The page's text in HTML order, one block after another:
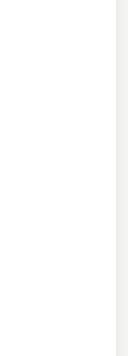
های زیادی در صنعت کولر
بهترین گاز های موجود می
های دیگری نیز مورد استفاده
سایر گاز ها سرمایش
محبوبیت آن شده است. باید
هیچ زیانی ندارد و می